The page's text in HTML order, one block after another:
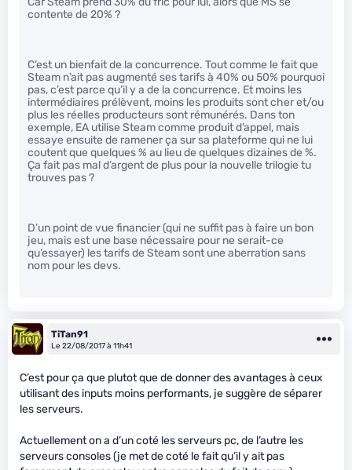
contente de 20% ?
C’est un bienfait de la concurrence. Tout comme le fait que
Steam n’ait pas augmenté ses tarifs à 40% ou 50% pourquoi
pas, c’est parce qu’il y a de la concurrence. Et moins les
intermédiaires prélèvent, moins les produits sont cher et/ou
plus les réelles producteurs sont rémunérés. Dans ton
exemple, EA utilise Steam comme produit d’appel, mais
essaye ensuite de ramener ça sur sa plateforme qui ne lui
coutent que quelques % au lieu de quelques dizaines de %.
Ça fait pas mal d’argent de plus pour la nouvelle trilogie tu
trouves pas ?
D’un point de vue financier (qui ne suffit pas à faire un bon
jeu, mais est une base nécessaire pour ne serait-ce
qu’essayer) les tarifs de Steam sont une aberration sans
nom pour les devs.
TiTan91
Le 22/08/2017 à 11h41
C’est pour ça que plutot que de donner des avantages à ceux
utilisant des inputs moins performants, je suggère de séparer
les serveurs.
Actuellement on a d’un coté les serveurs pc, de l’autre les
serveurs consoles (je met de coté le fait qu’il y ait pas